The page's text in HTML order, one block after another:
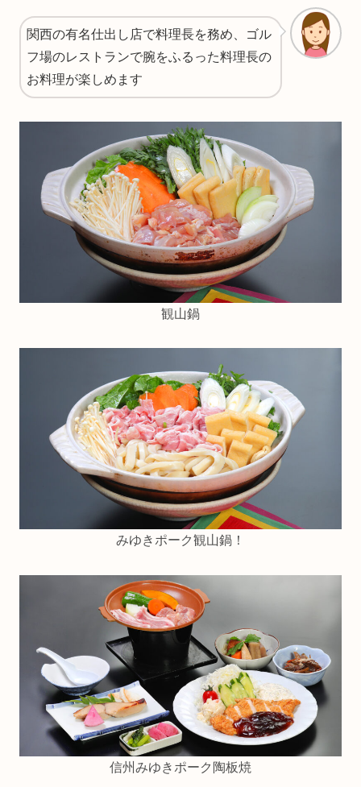
関西の有名仕出し店で料理長を務め、ゴル
フ場のレストランで腕をふるった料理長の
お料理が楽しめます
観山鍋
みゆきポーク観山鍋！
信州みゆきポーク陶板焼